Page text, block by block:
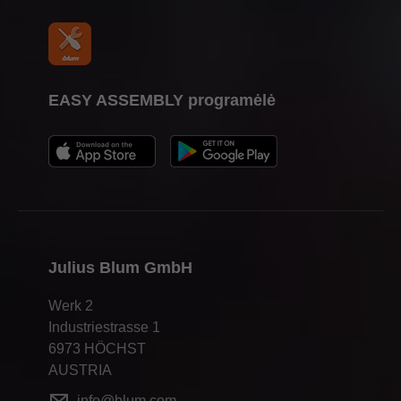
Julius Blum GmbH
Werk 2
Industriestrasse 1
6973 HÖCHST
AUSTRIA
EASY ASSEMBLY programėlė